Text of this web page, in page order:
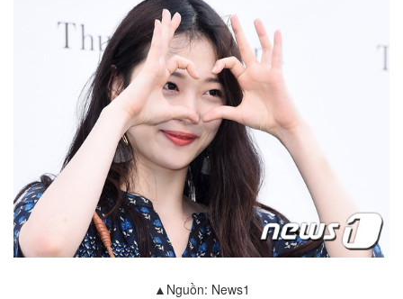
▲Nguồn: News1